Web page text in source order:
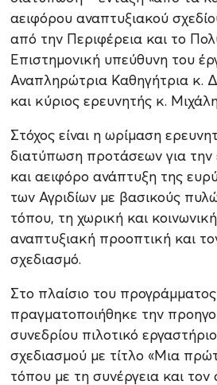
αειφόρου αναπτυξιακού
από την Περιφέρεια και το
Επιστημονική υπεύθυνη του
Αναπληρώτρια Καθηγήτρια κ.
και κύριος ερευνητής κ.
Στόχος είναι η ωρίμαση
διατύπωση προτάσεων για την
και αειφόρο ανάπτυξη της
των Αγριδίων με βασικούς
τόπου, τη χωρική και
αναπτυξιακή προοπτική και
σχεδιασμό.
Στο πλαίσιο του
πραγματοποιήθηκε την
συνεδρίου πιλοτικό
σχεδιασμού με τίτλο «Μια
τόπου με τη συνέργεια και τον